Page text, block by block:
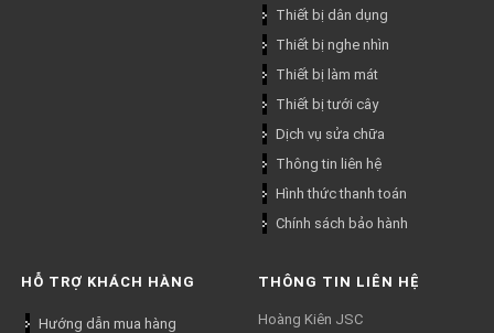
Thiết bị dân dụng
Thiết bị nghe nhìn
Thiết bị làm mát
Thiết bị tưới cây
Dịch vụ sửa chữa
Thông tin liên hệ
Hình thức thanh toán
Chính sách bảo hành
HỖ TRỢ KHÁCH HÀNG
Hướng dẫn mua hàng
THÔNG TIN LIÊN HỆ
Hoàng Kiên JSC